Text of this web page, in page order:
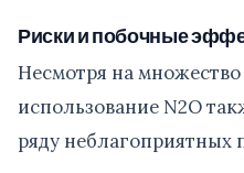
Риски и побочные
Несмотря на
использование N2O
ряду неблагоприятных